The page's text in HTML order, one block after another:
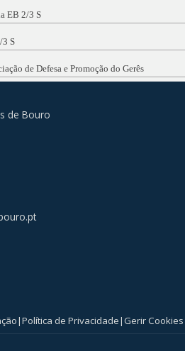
EB 2/3 S
3 S
de Defesa e Promoção do Gerês
|Política de Privacidade|Gerir Cookies